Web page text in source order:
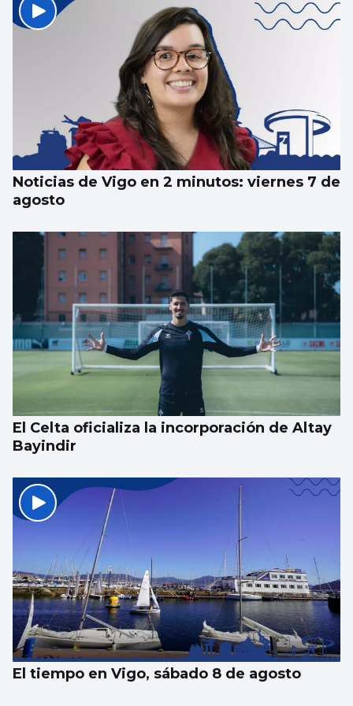
Luz verde definitiva al vial de acceso para
el CEIP Párroco Don Camilo
Noticias de Vigo en 2 minutos: viernes 7 de
agosto
El Celta oficializa la incorporación de Altay
Bayindir
El tiempo en Vigo, sábado 8 de agosto